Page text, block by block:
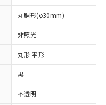
丸胴形(φ30mm)
非照光
丸形 平形
黒
不透明